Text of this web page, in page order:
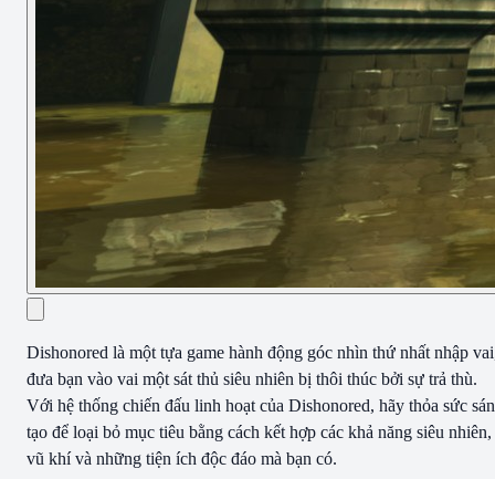
Dishonored là một tựa game hành động góc nhìn thứ nhất nhập
đưa bạn vào vai một sát thủ siêu nhiên bị thôi thúc bởi sự trả thù.
Với hệ thống chiến đấu linh hoạt của Dishonored, hãy thỏa sức
tạo để loại bỏ mục tiêu bằng cách kết hợp các khả năng siêu nhiên,
vũ khí và những tiện ích độc đáo mà bạn có.